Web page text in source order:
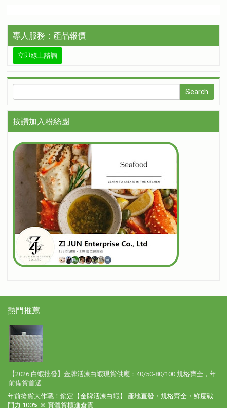
專人服務：產品報價
立即線上諮詢
按讚加入粉絲團
熱門推薦
【2026 白蝦批發】金牌活凍白蝦現貨供應：40/50-80/100 規格齊全，年
前備貨首選
年前搶貨大作戰！鎖定【金牌活凍白蝦】 產地直發・規格齊全・鮮度戰
鬥力 100% ※ 實體貨櫃進倉實...